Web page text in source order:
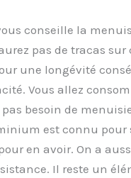
conseille la
pas de tracas
une longévité
Vous allez
pas besoin de
est connu pour
en avoir. On a
Il reste un